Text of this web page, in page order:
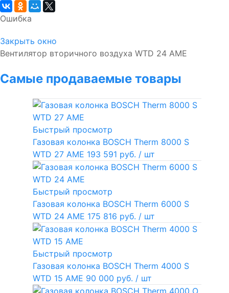
Ошибка
Закрыть окно
Вентилятор вторичного воздуха WTD 24 AME
Самые продаваемые товары
Быстрый просмотр
Газовая колонка BOSCH Therm 8000 S
WTD 27 AME 193 591 руб. / шт
Быстрый просмотр
Газовая колонка BOSCH Therm 6000 S
WTD 24 AME 175 816 руб. / шт
Быстрый просмотр
Газовая колонка BOSCH Therm 4000 S
WTD 15 AME 90 000 руб. / шт